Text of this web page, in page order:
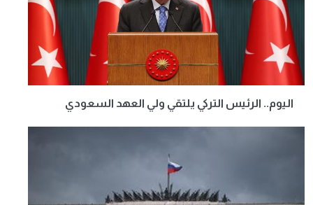
اليوم.. الرئيس التركي يلتقي ولي العهد السعودي